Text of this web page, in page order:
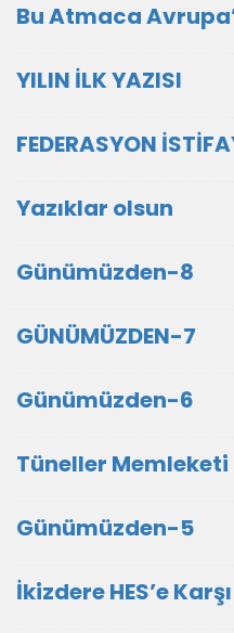
Bu Atmaca
YILIN İLK YAZISI
FEDERASYON
Yazıklar olsun
Günümüzden-8
GÜNÜMÜZDEN-7
Günümüzden-6
Tüneller Memleketi
Günümüzden-5
İkizdere HES’e